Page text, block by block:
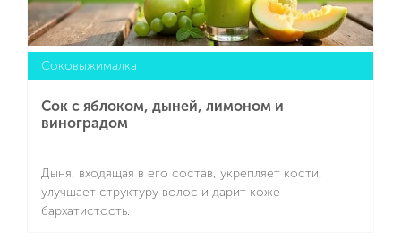
Cоковыжималка
Сок с яблоком, дыней, лимоном и
виноградом
Дыня, входящая в его состав, укрепляет кости,
улучшает структуру волос и дарит коже
бархатистость.